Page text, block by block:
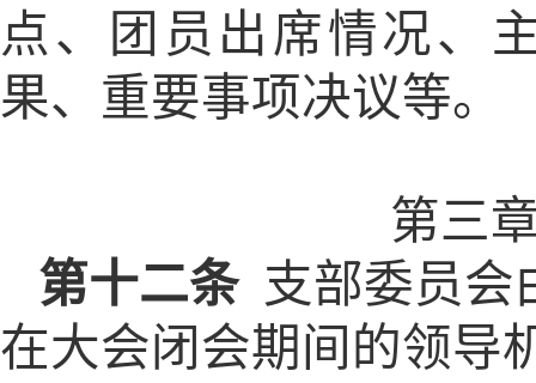
点、团员出席情况、
果、重要事项决议等。
第三
第十二条 支部委员会
在大会闭会期间的领导